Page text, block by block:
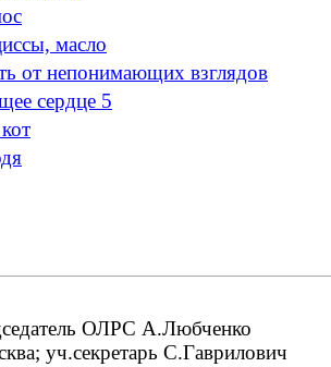
масло
от непонимающих взглядов
сердце 5
ОЛРС А.Любченко
уч.секретарь С.Гаврилович